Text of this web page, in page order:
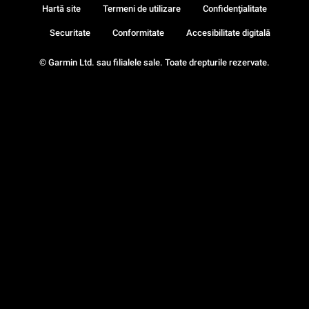
© Garmin Ltd. sau filialele sale. Toate drepturile rezervate.
Hartă site Termeni de utilizare Confidenţialitate
Securitate Conformitate Accesibilitate digitală